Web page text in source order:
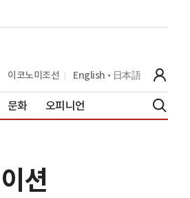
이코노미조선 English 日本語
문화 오피니언
션